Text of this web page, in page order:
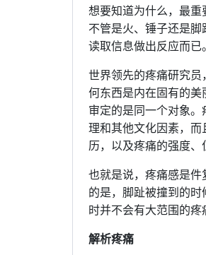
想要知道为什么，最重
不管是火、锤子还是
读取信息做出反应而已。
世界领先的疼痛研究
何东西是内在固有的
审定的是同一个对象
理和其他文化因素，
历，以及疼痛的强度、
也就是说，疼痛感是
的是，脚趾被撞到的
时并不会有大范围的疼
解析疼痛